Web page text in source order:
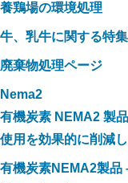
養鶏場の環境処理
牛、乳牛に関する特
廃棄物処理ページ
Nema2
有機炭素 NEMA2 製
使用を効果的に削減し
有機炭素NEMA2製品